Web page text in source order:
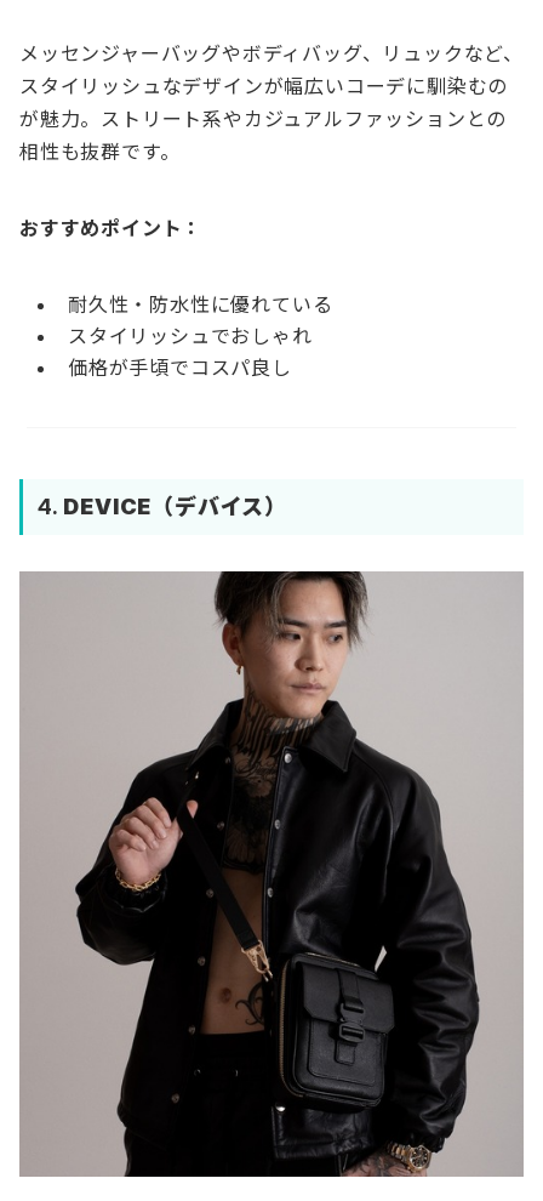
メッセンジャーバッグやボディバッグ、リュックなど、
スタイリッシュなデザインが幅広いコーデに馴染むの
が魅力。ストリート系やカジュアルファッションとの
相性も抜群です。
おすすめポイント：
耐久性・防水性に優れている
スタイリッシュでおしゃれ
価格が手頃でコスパ良し
4. DEVICE（デバイス）